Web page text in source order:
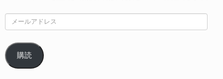
ー
ア
ド
購読